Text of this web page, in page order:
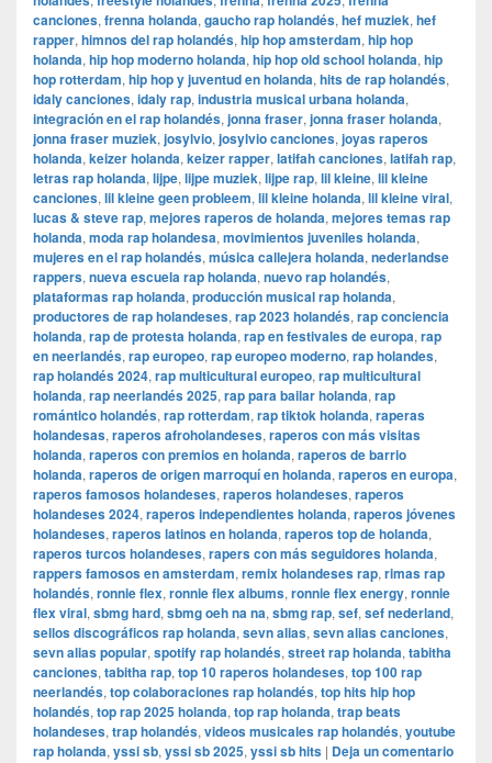
canciones, frenna holanda, gaucho rap holandés, hef muziek, hef
rapper, himnos del rap holandés, hip hop amsterdam, hip hop
holanda, hip hop moderno holanda, hip hop old school holanda, hip
hop rotterdam, hip hop y juventud en holanda, hits de rap holandés,
idaly canciones, idaly rap, industria musical urbana holanda,
integración en el rap holandés, jonna fraser, jonna fraser holanda,
jonna fraser muziek, josylvio, josylvio canciones, joyas raperos
holanda, keizer holanda, keizer rapper, latifah canciones, latifah rap,
letras rap holanda, lijpe, lijpe muziek, lijpe rap, lil kleine, lil kleine
canciones, lil kleine geen probleem, lil kleine holanda, lil kleine viral,
lucas & steve rap, mejores raperos de holanda, mejores temas rap
holanda, moda rap holandesa, movimientos juveniles holanda,
mujeres en el rap holandés, música callejera holanda, nederlandse
rappers, nueva escuela rap holanda, nuevo rap holandés,
plataformas rap holanda, producción musical rap holanda,
productores de rap holandeses, rap 2023 holandés, rap conciencia
holanda, rap de protesta holanda, rap en festivales de europa, rap
en neerlandés, rap europeo, rap europeo moderno, rap holandes,
rap holandés 2024, rap multicultural europeo, rap multicultural
holanda, rap neerlandés 2025, rap para bailar holanda, rap
romántico holandés, rap rotterdam, rap tiktok holanda, raperas
holandesas, raperos afroholandeses, raperos con más visitas
holanda, raperos con premios en holanda, raperos de barrio
holanda, raperos de origen marroquí en holanda, raperos en europa,
raperos famosos holandeses, raperos holandeses, raperos
holandeses 2024, raperos independientes holanda, raperos jóvenes
holandeses, raperos latinos en holanda, raperos top de holanda,
raperos turcos holandeses, rapers con más seguidores holanda,
rappers famosos en amsterdam, remix holandeses rap, rimas rap
holandés, ronnie flex, ronnie flex albums, ronnie flex energy, ronnie
flex viral, sbmg hard, sbmg oeh na na, sbmg rap, sef, sef nederland,
sellos discográficos rap holanda, sevn alias, sevn alias canciones,
sevn alias popular, spotify rap holandés, street rap holanda, tabitha
canciones, tabitha rap, top 10 raperos holandeses, top 100 rap
neerlandés, top colaboraciones rap holandés, top hits hip hop
holandés, top rap 2025 holanda, top rap holanda, trap beats
holandeses, trap holandés, videos musicales rap holandés, youtube
rap holanda, yssi sb, yssi sb 2025, yssi sb hits | Deja un comentario